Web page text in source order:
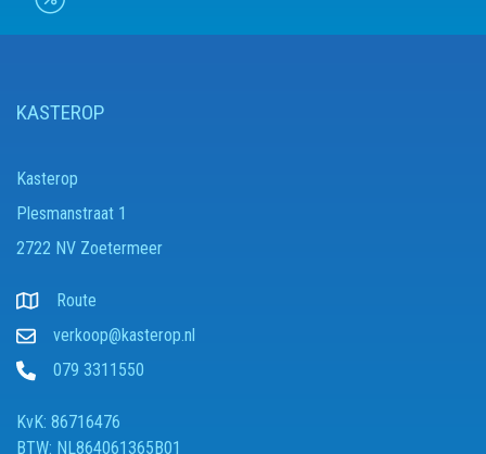
KASTEROP
Kasterop
Plesmanstraat 1
2722 NV Zoetermeer
Route
verkoop@kasterop.nl
079 3311550
KvK: 86716476
BTW: NL864061365B01